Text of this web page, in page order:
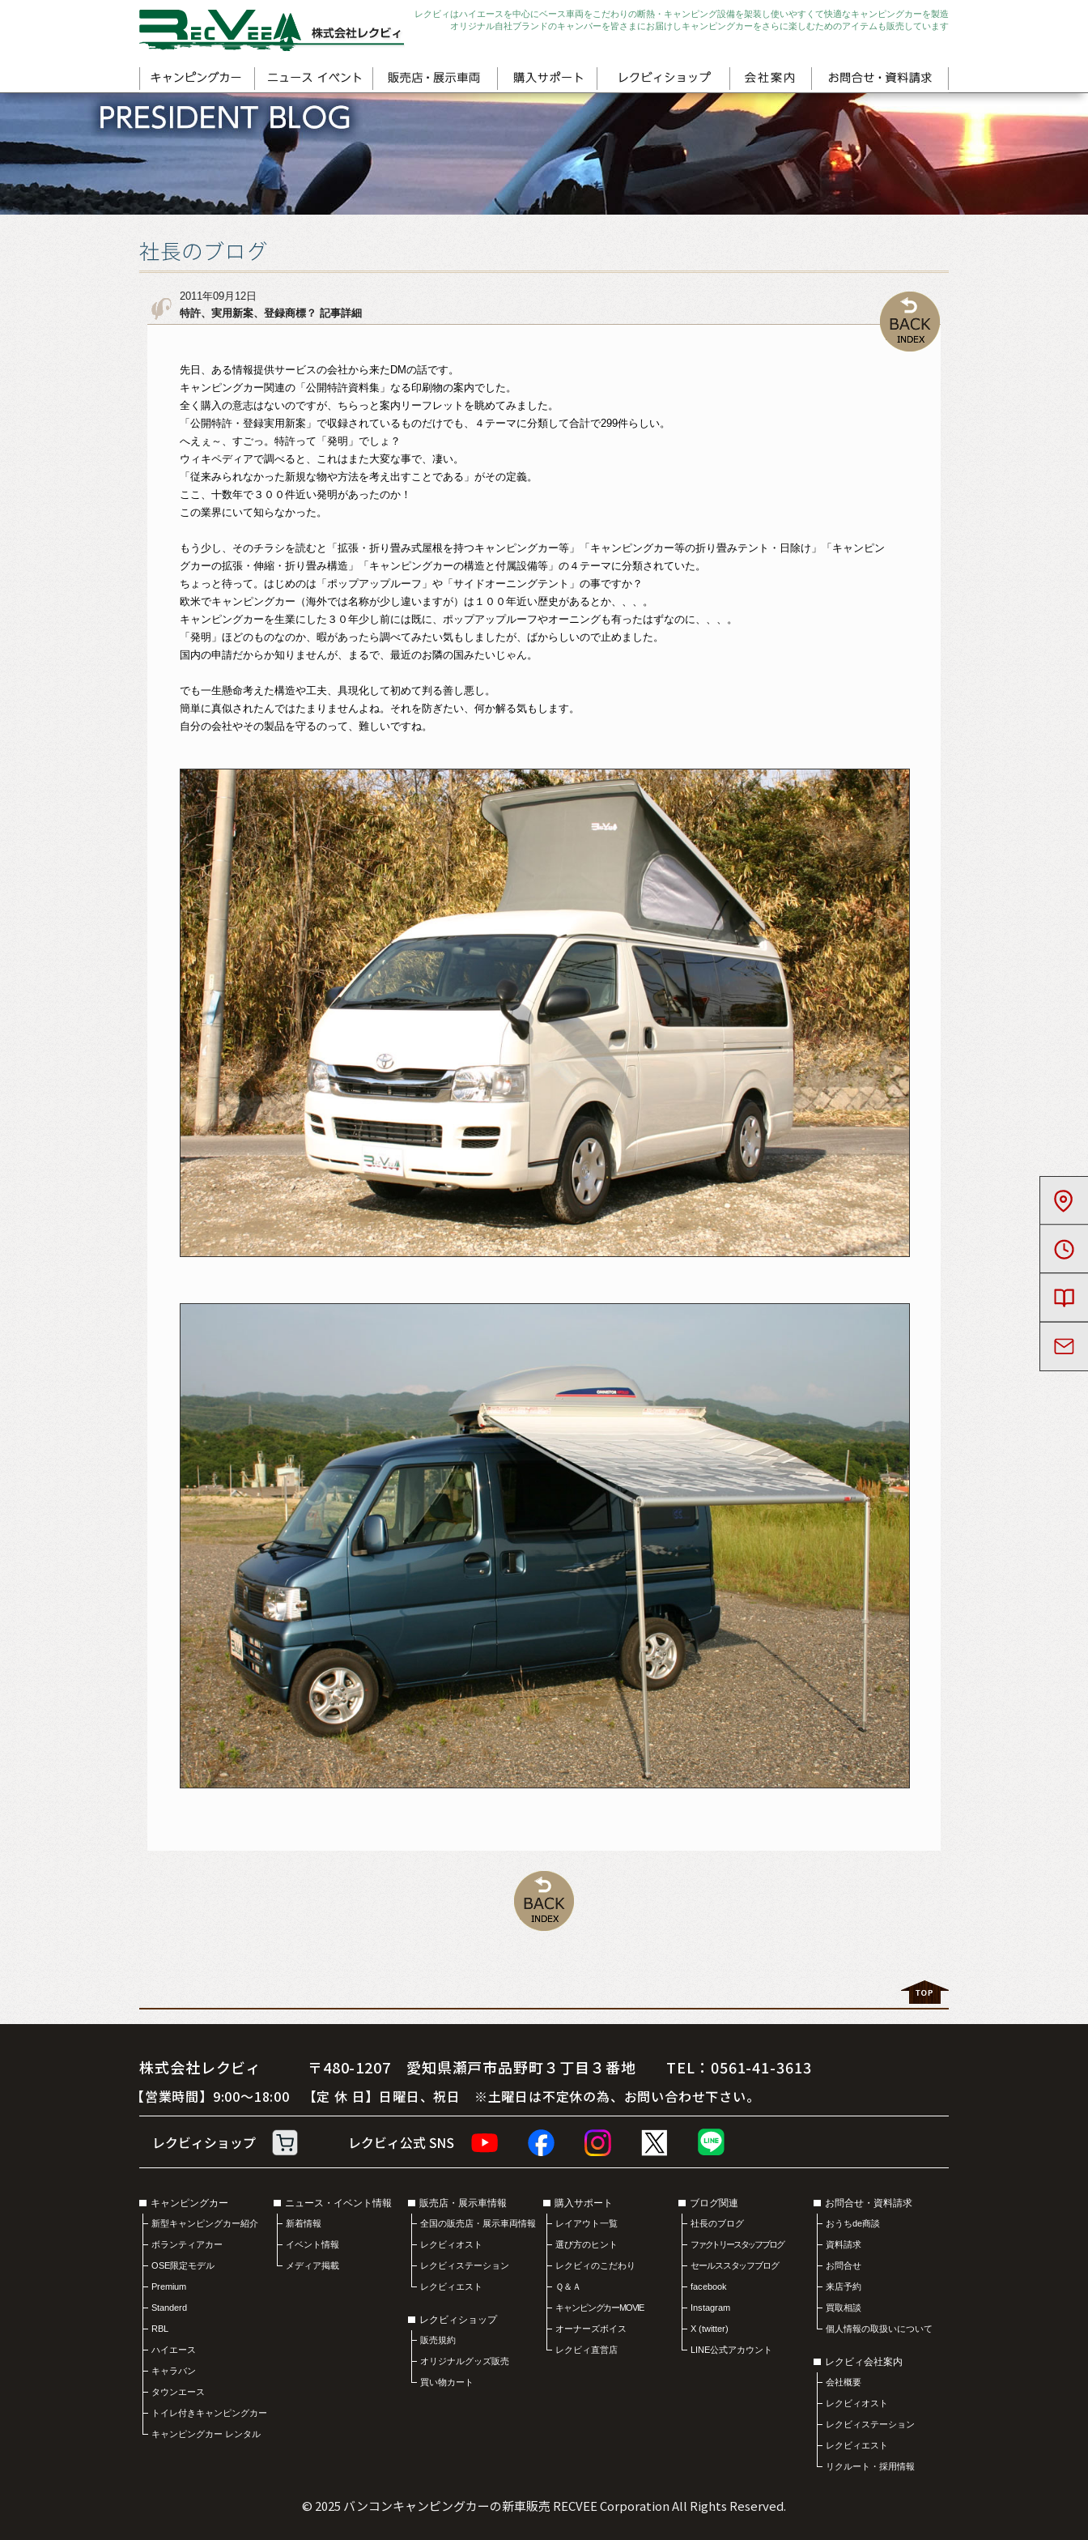
レクビィはハイエースを中心にベース車両をこだわりの断熱・キャンピング設備を架装し使いやすくて快適なキャンピングカーを製造
オリジナル自社ブランドのキャンパーを皆さまにお届けしキャンピングカーをさらに楽しむためのアイテムも販売しています
2011年09月12日
特許、実用新案、登録商標？ 記事詳細
先日、ある情報提供サービスの会社から来たDMの話です。
キャンピングカー関連の「公開特許資料集」なる印刷物の案内でした。
全く購入の意志はないのですが、ちらっと案内リーフレットを眺めてみました。
「公開特許・登録実用新案」で収録されているものだけでも、４テーマに分類して合計で299件らしい。
へえぇ～、すごっ。特許って「発明」でしょ？
ウィキペディアで調べると、これはまた大変な事で、凄い。
「従来みられなかった新規な物や方法を考え出すことである」がその定義。
ここ、十数年で３００件近い発明があったのか！
この業界にいて知らなかった。
もう少し、そのチラシを読むと「拡張・折り畳み式屋根を持つキャンピングカー等」「キャンピングカー等の折り畳みテント・日除け」「キャンピン
グカーの拡張・伸縮・折り畳み構造」「キャンピングカーの構造と付属設備等」の４テーマに分類されていた。
ちょっと待って。はじめのは「ポップアップルーフ」や「サイドオーニングテント」の事ですか？
欧米でキャンピングカー（海外では名称が少し違いますが）は１００年近い歴史があるとか、、、。
キャンピングカーを生業にした３０年少し前には既に、ポップアップルーフやオーニングも有ったはずなのに、、、。
「発明」ほどのものなのか、暇があったら調べてみたい気もしましたが、ばからしいので止めました。
国内の申請だからか知りませんが、まるで、最近のお隣の国みたいじゃん。
でも一生懸命考えた構造や工夫、具現化して初めて判る善し悪し。
簡単に真似されたんではたまりませんよね。それを防ぎたい、何か解る気もします。
自分の会社やその製品を守るのって、難しいですね。
株式会社レクビィ 〒480-1207 愛知県瀬戸市品野町３丁目３番地 TEL：0561-41-3613
【営業時間】9:00～18:00 【定 休 日】日曜日、祝日 ※土曜日は不定休の為、お問い合わせ下さい。
キャンピングカー
新型キャンピングカー紹介
ボランティアカー
OSE限定モデル
Premium
Standerd
RBL
ハイエース
キャラバン
タウンエース
トイレ付きキャンピングカー
キャンピングカー レンタル
ニュース・イベント情報
新着情報
イベント情報
メディア掲載
販売店・展示車情報
全国の販売店・展示車両情報
レクビィオスト
レクビィステーション
レクビィエスト
レクビィショップ
販売規約
オリジナルグッズ販売
買い物カート
購入サポート
レイアウト一覧
選び方のヒント
レクビィのこだわり
Ｑ＆Ａ
キャンピングカーMOVIE
オーナーズボイス
レクビィ直営店
ブログ関連
社長のブログ
ファクトリースタッフブログ
セールススタッフブログ
facebook
Instagram
X (twitter)
LINE公式アカウント
お問合せ・資料請求
おうちde商談
資料請求
お問合せ
来店予約
買取相談
個人情報の取扱いについて
レクビィ会社案内
会社概要
レクビィオスト
レクビィステーション
レクビィエスト
リクルート・採用情報
© 2025 バンコンキャンピングカーの新車販売 RECVEE Corporation All Rights Reserved.